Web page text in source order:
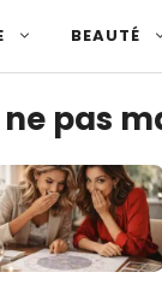
BEAUTÉ
ne pas